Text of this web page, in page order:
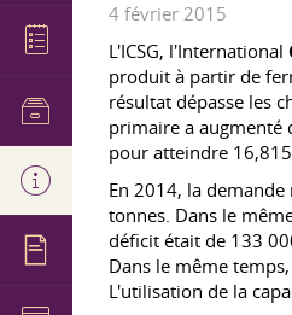
4 février 2015
L'ICSG, l'International
produit à partir de
résultat dépasse les
primaire a augmenté
pour atteindre
En 2014, la
tonnes. Dans le
déficit était de 133
Dans le même
L'utilisation de la